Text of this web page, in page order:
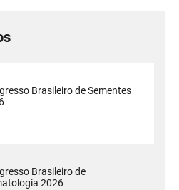
Brasileiro de Sementes
Brasileiro de
2026